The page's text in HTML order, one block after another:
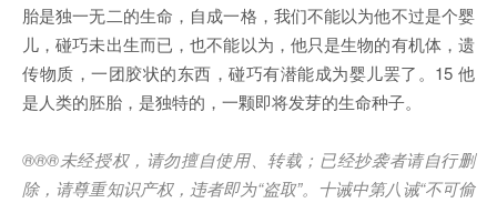
胎是独一无二的生命，自成一格，我们不能以为他不过是个婴
儿，碰巧未出生而已，也不能以为，他只是生物的有机体，遗
传物质，一团胶状的东西，碰巧有潜能成为婴儿罢了。15 他
是人类的胚胎，是独特的，一颗即将发芽的生命种子。
®®®未经授权，请勿擅自使用、转载；已经抄袭者请自行删
除，请尊重知识产权，违者即为“盗取”。十诫中第八诫“不可偷